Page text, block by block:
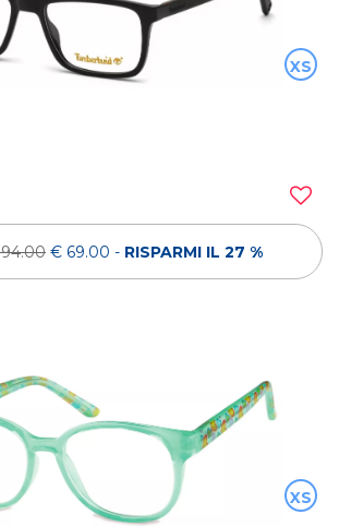
XS
€ 69.00 - RISPARMI IL 27 %
XS